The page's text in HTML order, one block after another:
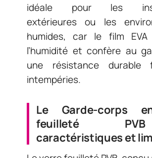
idéale pour les
extérieures ou les
humides, car le film EVA
l’humidité et confère au
une résistance durable
intempéries.
Le Garde-corps
feuilleté
caractéristiques et